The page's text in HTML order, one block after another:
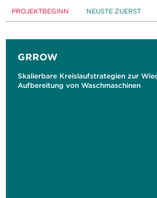
PROJEKTBEGINN NEUSTE ZUERST
GRROW
Skalierbare Kreislaufstrategien zur
Aufbereitung von Waschmaschinen